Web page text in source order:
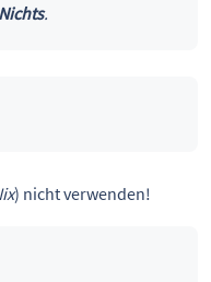
Nichts.
) nicht verwenden!